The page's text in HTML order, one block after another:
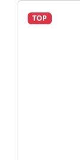
TOP